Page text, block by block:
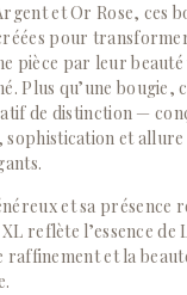
et Or Rose, ces
pour
pièce par leur
Plus qu’une bougie,
de distinction —
et
et sa présence
reflète l’essence de
et la